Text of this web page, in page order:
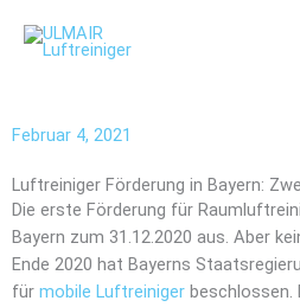
Inhalt
Februar 4, 2021
Luftreiniger Förderung in Bayern:
Die erste Förderung für
Bayern zum 31.12.2020 aus. Aber
Ende 2020 hat Bayerns
für mobile Luftreiniger beschlossen.